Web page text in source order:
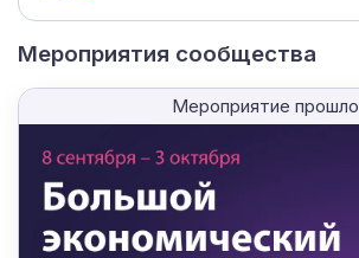
Мероприятия сообщества
Мероприятие прошло